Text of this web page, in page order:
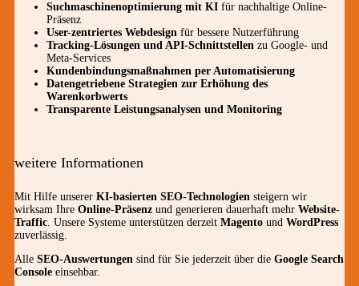
Suchmaschinenoptimierung mit KI für nachhaltige Online-
Präsenz
User-zentriertes Webdesign für bessere Nutzerführung
Tracking-Lösungen und API-Schnittstellen zu Google- und
Meta-Services
Kundenbindungsmaßnahmen per Automatisierung
Datengetriebene Strategien zur Erhöhung des
Warenkorbwerts
Transparente Leistungsanalysen und Monitoring
weitere Informationen
Mit Hilfe unserer KI-basierten SEO-Technologien steigern wir
wirksam Ihre Online-Präsenz und generieren dauerhaft mehr Website-
Traffic. Unsere Systeme unterstützen derzeit Magento und WordPress
zuverlässig.
Alle SEO-Auswertungen sind für Sie jederzeit über die Google Search
Console einsehbar.